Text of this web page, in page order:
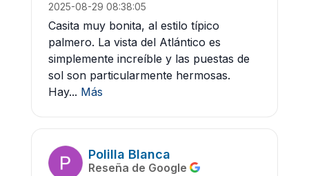
2025-08-29 08:38:05
Casita muy bonita, al estilo típico
palmero. La vista del Atlántico es
simplemente increíble y las puestas de
sol son particularmente hermosas.
Hay... Más
Polilla Blanca
Reseña de Google